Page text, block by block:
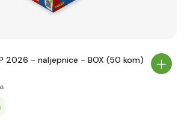
2026 - naljepnice - BOX (50 kom)